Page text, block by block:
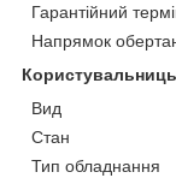
Гарантійний
Напрямок
Вид
Стан
Тип обладнання